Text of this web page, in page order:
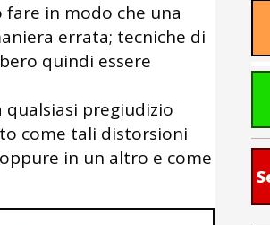
in modo che una
errata; tecniche di
quindi essere
pregiudizio
come tali distorsioni
in un altro e come